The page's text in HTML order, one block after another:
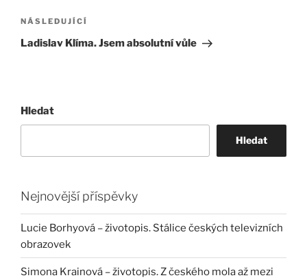
Následující
příspěvek
NÁSLEDUJÍCÍ
Ladislav Klíma. Jsem absolutní vůle
Hledat
Hledat
Nejnovější příspěvky
Lucie Borhyová – životopis. Stálice českých televizních
obrazovek
Simona Krainová – životopis. Z českého mola až mezi